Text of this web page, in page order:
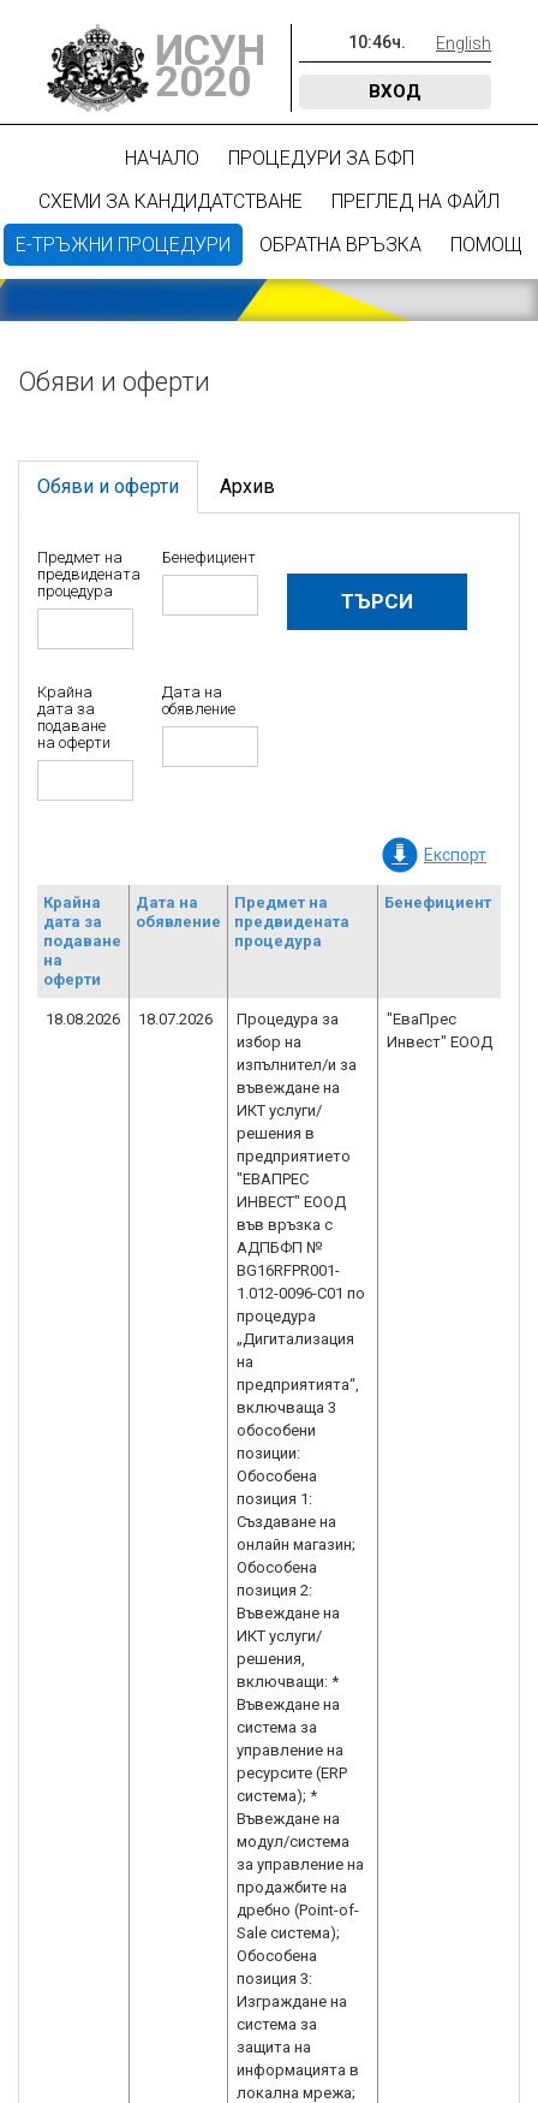
ИСУН
2020
10:46ч. English
ВХОД
НАЧАЛО
ПРОЦЕДУРИ ЗА БФП
СХЕМИ ЗА КАНДИДАТСТВАНЕ
ПРЕГЛЕД НА ФАЙЛ
Е-ТРЪЖНИ ПРОЦЕДУРИ
ОБРАТНА ВРЪЗКА ПОМОЩ
Обяви и оферти
Обяви и оферти Архив
Предмет на
предвидената
процедура
Бенефициент
Крайна
дата за
подаване
на оферти
Дата на
обявление
Експорт
Крайна
дата за
подаване
на
оферти
Дата на
обявление
Предмет на
предвидената
процедура
Бенефициент
18.08.2026 18.07.2026
Процедура за
избор на
изпълнител/и за
въвеждане на
ИКТ услуги/
решения в
предприятието
"ЕВАПРЕС
ИНВЕСТ" ЕООД
във връзка с
АДПБФП №
BG16RFPR001-
1.012-0096-C01 по
процедура
„Дигитализация
на
предприятията“,
включваща 3
обособени
позиции:
Обособена
позиция 1:
Създаване на
онлайн магазин;
Обособена
позиция 2:
Въвеждане на
ИКТ услуги/
решения,
включващи: *
Въвеждане на
система за
управление на
ресурсите (ERP
система); *
Въвеждане на
модул/система
за управление на
продажбите на
дребно (Point-of-
Sale система);
Обособена
позиция 3:
Изграждане на
система за
защита на
информацията в
локална мрежа;
"ЕваПрес
Инвест" ЕООД